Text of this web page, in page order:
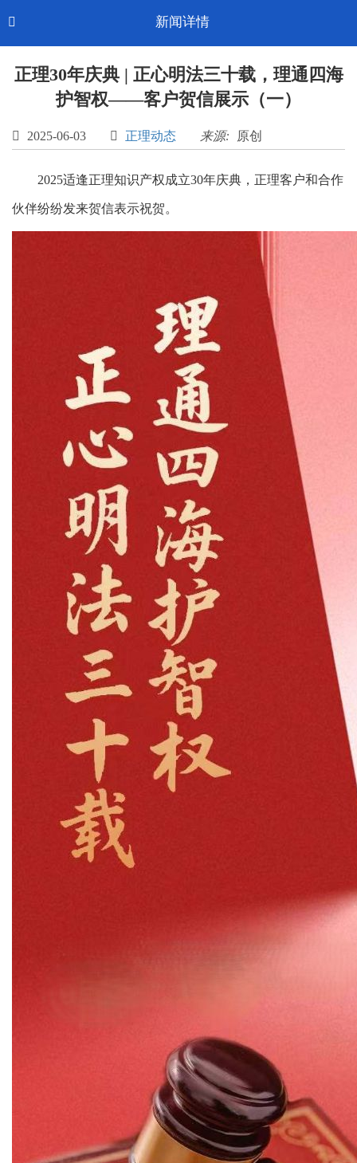
CN-中文
 新闻详情
正理30年庆典 | 正心明法三十载，理通四海
护智权——客户贺信展示（一）
 2025-06-03  正理动态 来源: 原创
2025适逢正理知识产权成立30年庆典，正理客户和合作
伙伴纷纷发来贺信表示祝贺。